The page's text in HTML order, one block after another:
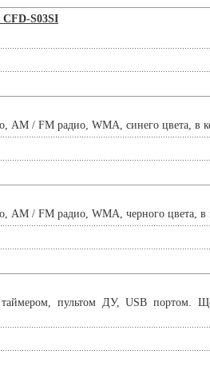
S03SI
AM / FM радио, WMA, синего цвета, в
AM / FM радио, WMA, черного цвета, в
пультом ДУ, USB портом.